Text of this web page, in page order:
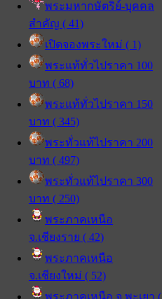
พระมหากษัตริย์-บุคคล
สำคัญ ( 41)
เปิดจองพระใหม่ ( 1)
พระแท้ทั่วไปราคา 100
บาท ( 68)
พระแท้ทั่วไปราคา 150
บาท ( 345)
พระทั่วแท้ไปราคา 200
บาท ( 497)
พระทั่วแท้ไปราคา 300
บาท ( 250)
พระภาคเหนือ
จ.เชียงราย ( 42)
พระภาคเหนือ
จ.เชียงใหม่ ( 52)
พระภาคเหนือ จ.พะเยา (